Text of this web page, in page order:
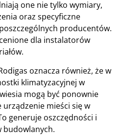
one nie tylko wymiary,
oraz specyficzne
producentów.
dla instalatorów
oznacza również, że w
klimatyzacyjnej w
mogą być ponownie
mieści się w
generuje oszczędności i
budowlanych.